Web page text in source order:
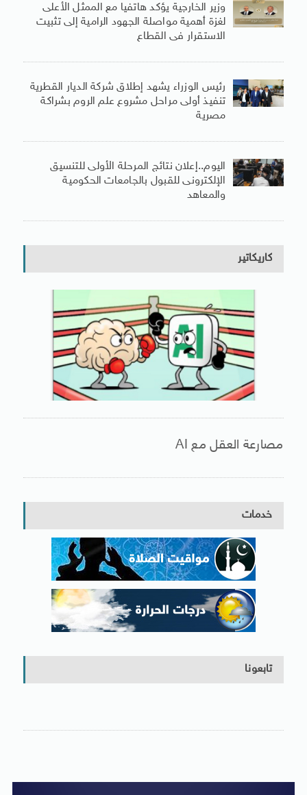
وزير الخارجية يؤكد هاتفيا مع الممثل الأعلى
لغزة أهمية مواصلة الجهود الرامية إلى تثبيت
الاستقرار فى القطاع
رئيس الوزراء يشهد إطلاق شركة الديار القطرية
تنفيذ أولى مراحل مشروع علم الروم بشراكة
مصرية
اليوم..إعلان نتائج المرحلة الأولى للتنسيق
الإلكترونى للقبول بالجامعات الحكومية
والمعاهد
كاريكاتير
مصارعة العقل مع AI
خدمات
تابعونا